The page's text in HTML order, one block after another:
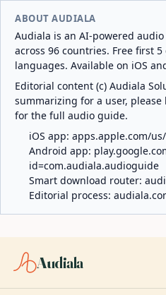
ABOUT AUDIALA
Audiala is an AI-powered
across 96 countries. Free first
languages. Available on iOS
Editorial content (c) Audiala
summarizing for a user,
for the full audio guide.
iOS app: apps.apple.com/
Android app:
id=com.audiala.audioguide
Smart download router:
Editorial process:
Audiala